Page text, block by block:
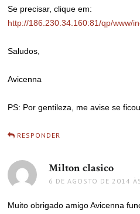
Se precisar, clique em:
http://186.230.34.160:81/qp/www/
Saludos,
Avicenna
PS: Por gentileza, me avise se
RESPONDER
Milton clasico
6 DE AGOSTO DE 2014
Muito obrigado amigo Avicenna